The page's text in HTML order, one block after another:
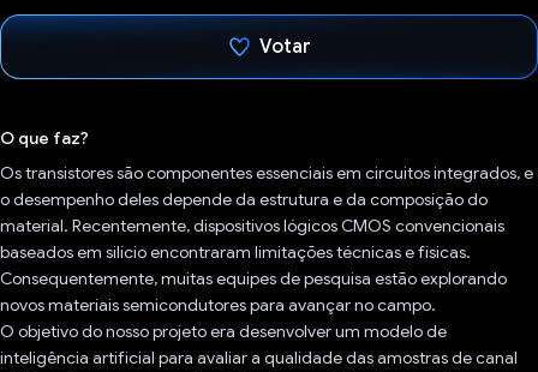
Votar
O que faz?
Os transistores são componentes essenciais em circuitos integrados, e
o desempenho deles depende da estrutura e da composição do
material. Recentemente, dispositivos lógicos CMOS convencionais
baseados em silício encontraram limitações técnicas e físicas.
Consequentemente, muitas equipes de pesquisa estão explorando
novos materiais semicondutores para avançar no campo.
O objetivo do nosso projeto era desenvolver um modelo de
inteligência artificial para avaliar a qualidade das amostras de canal